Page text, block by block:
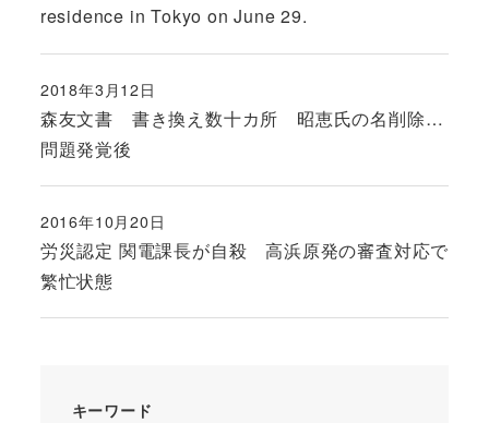
residence in Tokyo on June 29.
森友文書 書き換え数十カ所 昭恵氏の名削除…
問題発覚後
投稿日
2018年3月12日
労災認定 関電課長が自殺 高浜原発の審査対応で
繁忙状態
投稿日
2016年10月20日
キーワード